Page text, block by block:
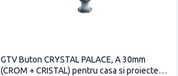
GTV Buton CRYSTAL PALACE, A 30mm
(CROM + CRISTAL) pentru casa si proiecte